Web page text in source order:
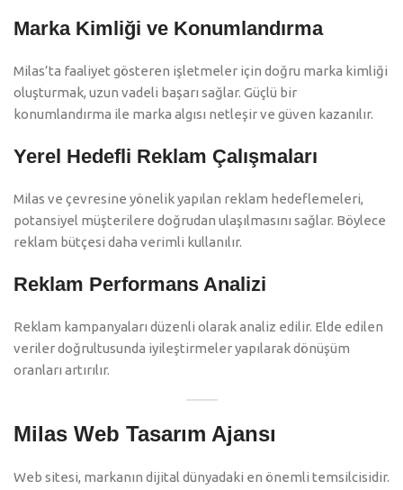
Marka Kimliği ve Konumlandırma
Milas’ta faaliyet gösteren işletmeler için doğru marka kimliği
oluşturmak, uzun vadeli başarı sağlar. Güçlü bir
konumlandırma ile marka algısı netleşir ve güven kazanılır.
Yerel Hedefli Reklam Çalışmaları
Milas ve çevresine yönelik yapılan reklam hedeflemeleri,
potansiyel müşterilere doğrudan ulaşılmasını sağlar. Böylece
reklam bütçesi daha verimli kullanılır.
Reklam Performans Analizi
Reklam kampanyaları düzenli olarak analiz edilir. Elde edilen
veriler doğrultusunda iyileştirmeler yapılarak dönüşüm
oranları artırılır.
Milas Web Tasarım Ajansı
Web sitesi, markanın dijital dünyadaki en önemli temsilcisidir.